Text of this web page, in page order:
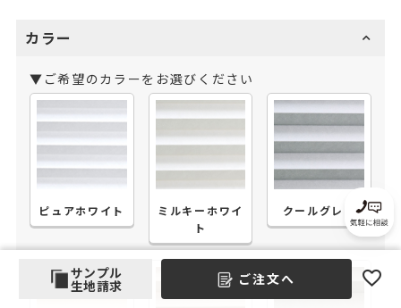
カラー
▼ご希望のカラーをお選びください
ピュアホワイト
ミルキーホワイ
ト
クールグレイ
サンプル
生地請求
ご注文へ